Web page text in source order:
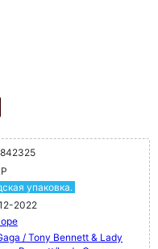
упаковка.
2022
/ Tony Bennett & Lady